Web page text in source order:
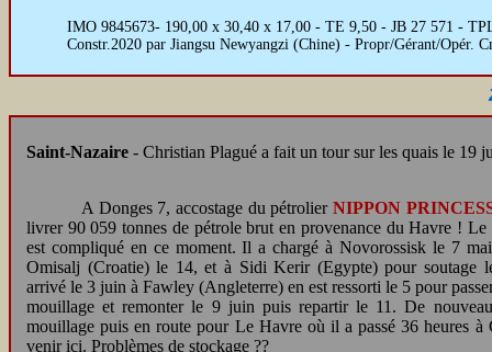
IMO 9845673- 190,00 x 30,40 x 17,00 - TE 9,50 - JB 27 571 -
Constr.2020 par Jiangsu Newyangzi (Chine) - Propr/Gérant/Opér.
Saint-Nazaire - Christian Plagué a fait un tour sur les quais le 19
A Donges 7, accostage du pétrolier NIPPON
livrer 90 059 tonnes de pétrole brut en provenance du Havre ! Le
est compliqué en ce moment. Il a chargé à Novorossisk le 7
Omisalj (Croatie) le 14, et à Sidi Kerir (Egypte) pour soutage
arrivé le 3 juin à Fawley (Angleterre) en est ressorti le 5 pour
mouillage et remonter le 9 juin puis repartir le 11. De
mouillage puis en route pour Le Havre où il a passé 36 heures à
venir ici. Problèmes de stockage ??